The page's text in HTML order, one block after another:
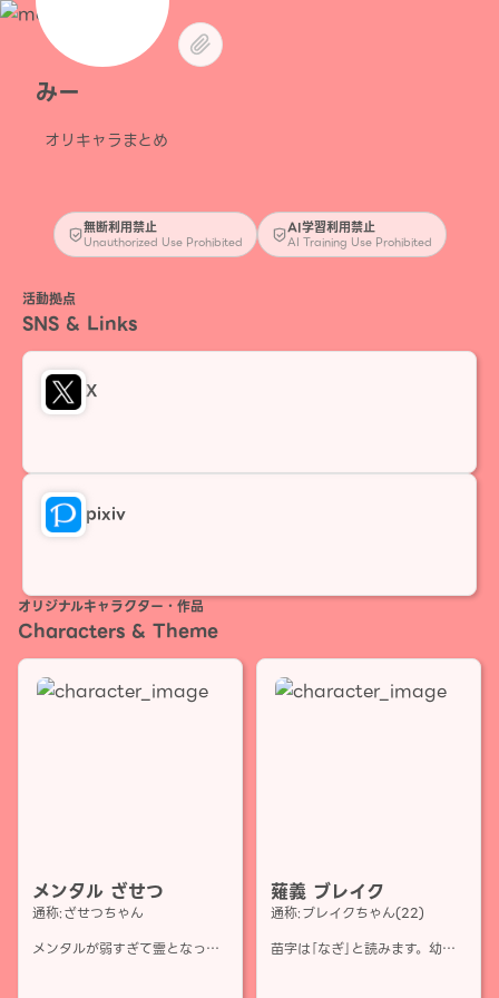
みー
オリキャラまとめ
無断利用禁止
Unauthorized Use Prohibited
AI学習利用禁止
AI Training Use Prohibited
活動拠点
SNS & Links
X
pixiv
オリジナルキャラクター・作品
Characters & Theme
メンタル ざせつ
通称:ざせつちゃん
メンタルが弱すぎて霊となって
薙義 ブレイク
通称:ブレイクちゃん(22)
苗字は｢なぎ｣と読みます。幼少